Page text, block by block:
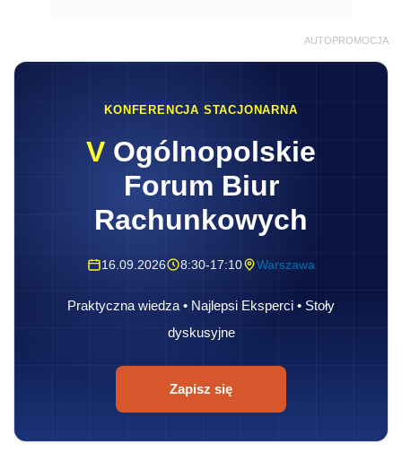
AUTOPROMOCJA
KONFERENCJA STACJONARNA
V Ogólnopolskie
Forum Biur
Rachunkowych
16.09.2026 8:30-17:10 Warszawa
Praktyczna wiedza • Najlepsi Eksperci • Stoły
dyskusyjne
Zapisz się